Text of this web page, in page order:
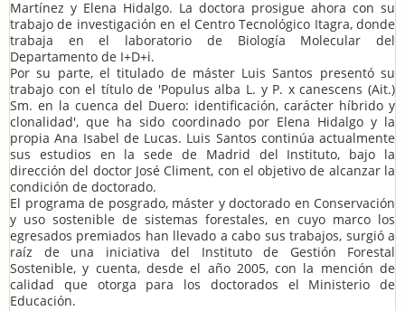
Martínez y Elena Hidalgo. La doctora prosigue ahora con su
trabajo de investigación en el Centro Tecnológico Itagra, donde
trabaja en el laboratorio de Biología Molecular del
Departamento de I+D+i.
Por su parte, el titulado de máster Luis Santos presentó su
trabajo con el título de 'Populus alba L. y P. x canescens (Ait.)
Sm. en la cuenca del Duero: identificación, carácter híbrido y
clonalidad', que ha sido coordinado por Elena Hidalgo y la
propia Ana Isabel de Lucas. Luis Santos continúa actualmente
sus estudios en la sede de Madrid del Instituto, bajo la
dirección del doctor José Climent, con el objetivo de alcanzar la
condición de doctorado.
El programa de posgrado, máster y doctorado en Conservación
y uso sostenible de sistemas forestales, en cuyo marco los
egresados premiados han llevado a cabo sus trabajos, surgió a
raíz de una iniciativa del Instituto de Gestión Forestal
Sostenible, y cuenta, desde el año 2005, con la mención de
calidad que otorga para los doctorados el Ministerio de
Educación.